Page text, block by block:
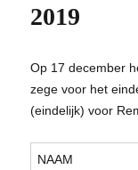
2019
Op 17 december
zege voor het
(eindelijk) voor
NAAM